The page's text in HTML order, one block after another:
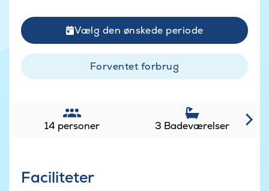
Vælg den ønskede periode
Forventet forbrug
14 personer 3 Badeværelser
Faciliteter